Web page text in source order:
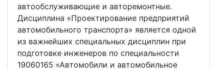
автообслуживающие и авторемонтные.
Дисциплина «Проектирование предприятий
автомобильного транспорта» является одной
из важнейших специальных дисциплин при
подготовке инженеров по специальности
19060165 «Автомобили и автомобильное